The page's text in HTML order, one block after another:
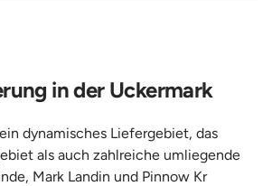
in der Uckermark
dynamisches Liefergebiet, das
als auch zahlreiche umliegende
Mark Landin und Pinnow Kr